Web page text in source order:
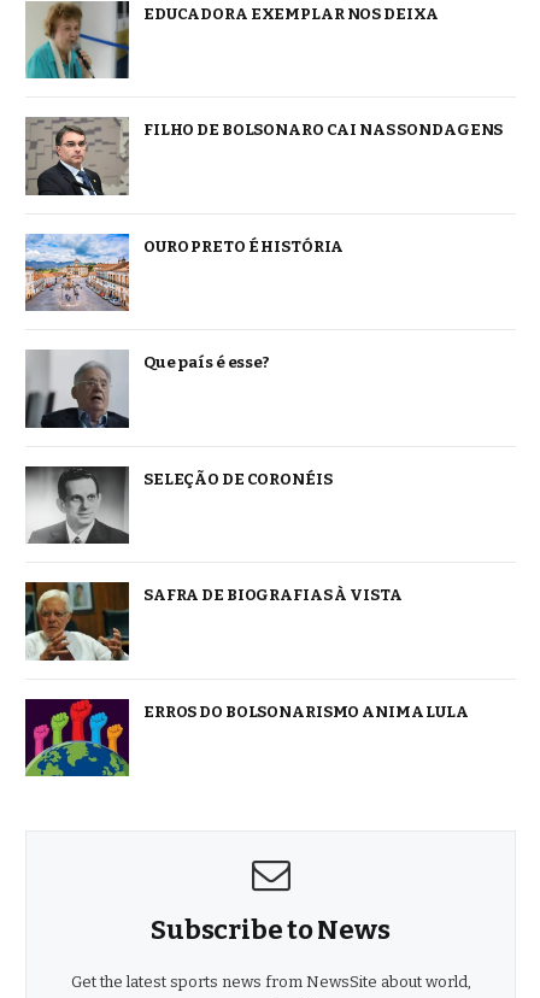
EDUCADORA EXEMPLAR NOS DEIXA
FILHO DE BOLSONARO CAI NAS SONDAGENS
OURO PRETO É HISTÓRIA
Que país é esse?
SELEÇÃO DE CORONÉIS
SAFRA DE BIOGRAFIAS À VISTA
ERROS DO BOLSONARISMO ANIMA LULA
Subscribe to News
Get the latest sports news from NewsSite about world,